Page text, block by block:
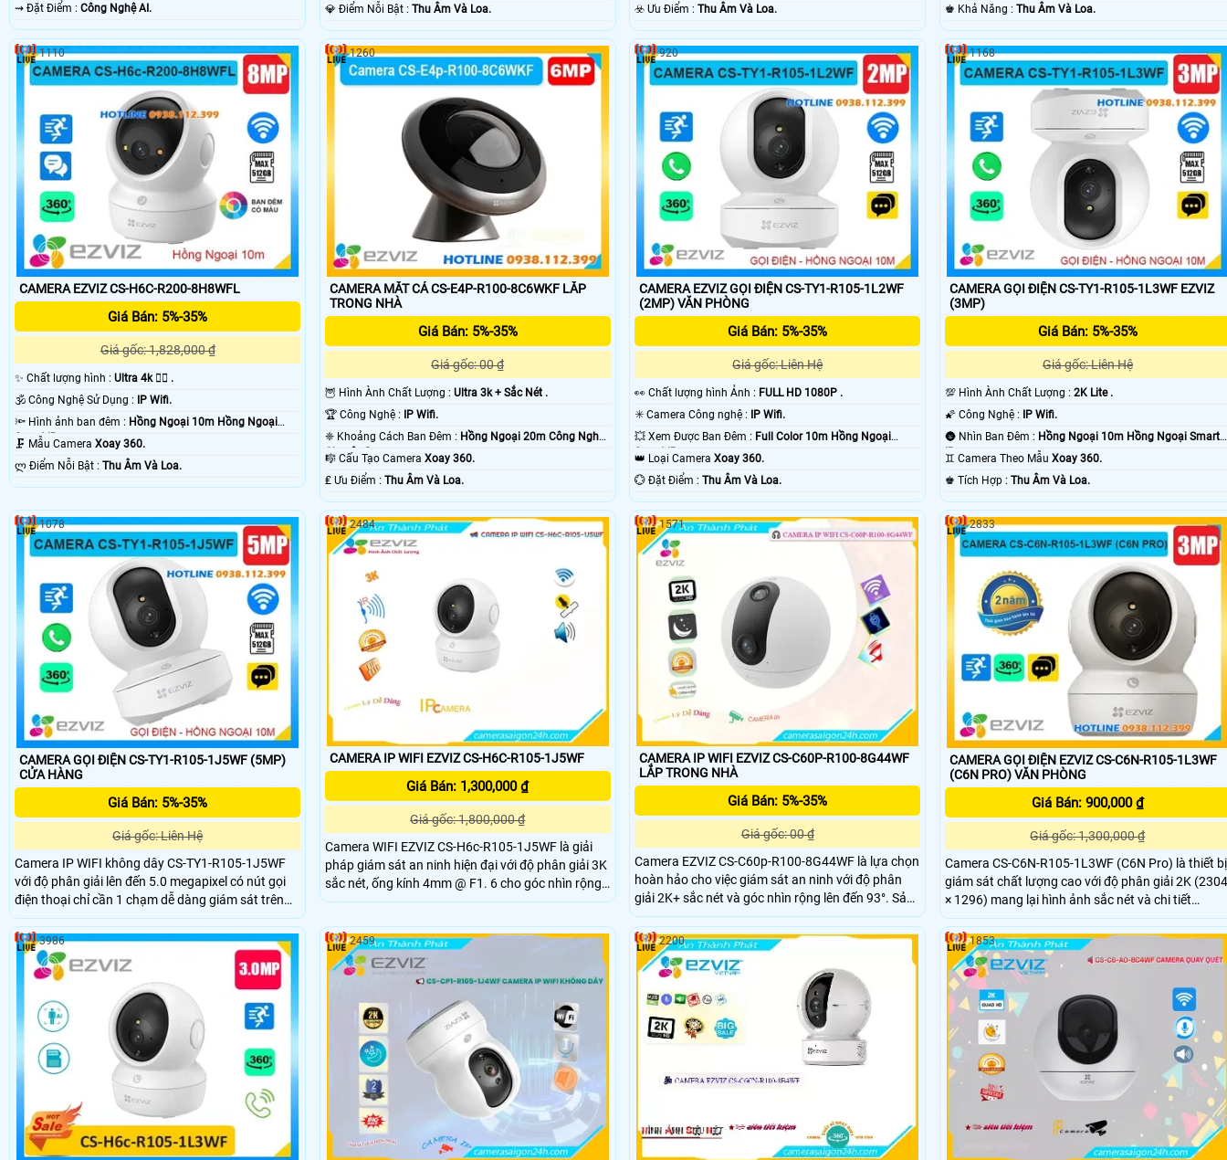
'
️⇝ Đặt Điểm : Công Nghệ AI.
️💎 Điểm Nỗi Bật : Thu Âm Và Loa.
️☣️ Ưu Điểm :Thu Âm Và Loa.
️♚ Khả Năng : Thu Âm Và Loa.
CAMERA EZVIZ CS-H6C-R200-8H8WFL
Giá Bán: 5%-35%
Giá gốc: 1,828,000 ₫
✨ Chất lượng hình : Ultra 4k 👍🏾 .
🕉️ Công Nghệ Sử Dụng :
IP Wifi.
🔦 Hình ảnh ban đêm : Hồng Ngoại 10m Hồng Ngoại
Smart IR.
🗜️ Mẫu Camera Xoay 360.
️ლ Điểm Nỗi Bật : Thu Âm Và Loa.
1110
CAMERA MẮT CÁ CS-E4P-R100-8C6WKF LẮP
TRONG NHÀ
Giá Bán: 5%-35%
Giá gốc: 00 ₫
🦉 Hình Ành Chất Lượng : Ultra 3k + Sắc Nét .
🏆 Công Nghệ :
IP Wifi.
❈ Khoảng Cách Ban Đêm : Hồng Ngoại 20m Công Nghệ
Chuyên Dụng.
🎼️ Cấu Tạo Camera Xoay 360.
️₤ Ưu Điểm : Thu Âm Và Loa.
1260
CAMERA EZVIZ GỌI ĐIỆN CS-TY1-R105-1L2WF
(2MP) VĂN PHÒNG
Giá Bán: 5%-35%
Giá gốc: Liên Hệ
️👀 Chất lượng hình Ảnh : FULL HD 1080P .
✳️ Camera Công nghệ :
IP Wifi.
💥 Xem Được Ban Đêm : Full Color 10m Hồng Ngoại
Smart IR.
👑 Loại CameraXoay 360.
️💮 Đặt Điểm :Thu Âm Và Loa.
920
CAMERA GỌI ĐIỆN CS-TY1-R105-1L3WF EZVIZ
(3MP)
Giá Bán: 5%-35%
Giá gốc: Liên Hệ
💯 Hình Ành Chất Lượng : 2K Lite .
🌠 Công Nghệ :
IP Wifi.
🌚 Nhìn Ban Đêm : Hồng Ngoại 10m Hồng Ngoại Smart
IR. ♊ Camera Theo Mẫu Xoay 360.
️♚ Tích Hợp : Thu Âm Và Loa.
1168
CAMERA GỌI ĐIỆN CS-TY1-R105-1J5WF (5MP)
CỬA HÀNG
Giá Bán: 5%-35%
Giá gốc: Liên Hệ
Camera IP WIFI không dây CS-TY1-R105-1J5WF
với độ phân giải lên đến 5.0 megapixel có nút gọi
điện thoại chỉ cần 1 chạm dễ dàng giám sát trên
điện thoại hồng ngoại tầm nhìn xa 10m. Camera
được thiết kế mỹ thuật cao và bắt mắt, camera có
khả năng xoay 360 độ tích họp mic và loa đàm
thoại 2 chiều, phát hiện và theo dõi chuyển động
thông minh camera cho hình ảnh sắc nét giá rẻ.
1078
CAMERA IP WIFI EZVIZ CS-H6C-R105-1J5WF
Giá Bán: 1,300,000 ₫
Giá gốc: 1,800,000 ₫
Camera WIFI EZVIZ CS-H6c-R105-1J5WF là giải
pháp giám sát an ninh hiện đại với độ phân giải 3K
sắc nét, ống kính 4mm @ F1. 6 cho góc nhìn rộng
104°. Camera được trang bị công nghệ phát hiện
thường và chế độ tuần tra. Hỗ trợ nén video H
2484
CAMERA IP WIFI EZVIZ CS-C60P-R100-8G44WF
LẮP TRONG NHÀ
Giá Bán: 5%-35%
Giá gốc: 00 ₫
Camera EZVIZ CS-C60p-R100-8G44WF là lựa chọn
hoàn hảo cho việc giám sát an ninh với độ phân
giải 2K+ sắc nét và góc nhìn rộng lên đến 93°. Sản
phẩm được trang bị công nghệ AI thông minh giúp
phát hiện và theo dõi chuyển động, cùng khả năng
đàm thoại hai chiều tiện lợi. Với tầm nhìn ban đêm
lên đến 10m và khả năng kết nối Wi-Fi băng kép (2
1571
CAMERA GỌI ĐIỆN EZVIZ CS-C6N-R105-1L3WF
(C6N PRO) VĂN PHÒNG
Giá Bán: 900,000 ₫
Giá gốc: 1,300,000 ₫
Camera CS-C6N-R105-1L3WF (C6N Pro) là thiết bị
giám sát chất lượng cao với độ phân giải 2K (2304
× 1296) mang lại hình ảnh sắc nét và chi tiết
Camera có khả năng quay xoay 360 độ đàm thoại
2 chiều tích hợp nút gọi điện cảm ứng tiện lợi giúp
bạn dễ dàng tương tác từ xa
2833
3986 2459 2200 1853